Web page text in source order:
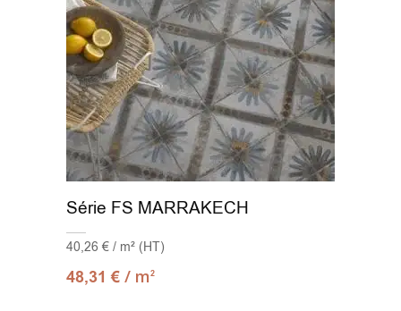
Série FS MARRAKECH
40,26 € / m² (HT)
48,31€ / m2